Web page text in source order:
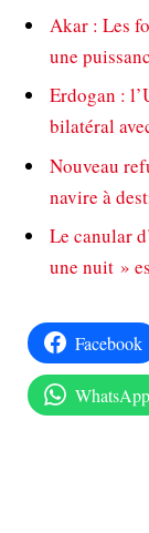
Akar : Les
une
Erdogan :
bilatéral
Nouveau
navire à
Le canular
une nuit »
Facebook
WhatsApp